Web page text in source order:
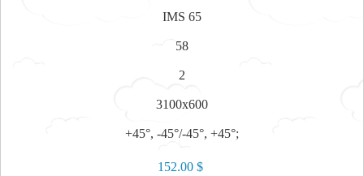
IMS 65
58
2
3100x600
+45°, -45°/-45°, +45°;
152.00 $